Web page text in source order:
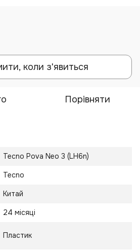
коли з'явиться
Порівняти
Tecno Pova Neo 3 (LH6n)
Tecno
Китай
24 місяці
Пластик